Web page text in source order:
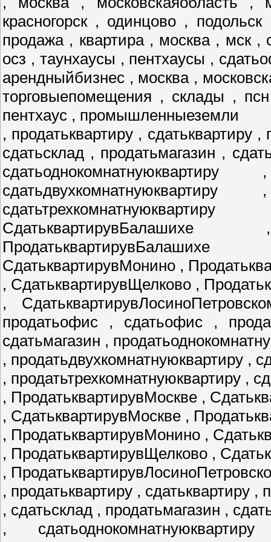
красногорск , одинцово ,
продажа , квартира , москва , мск
осз , таунхаусы , пентхаусы ,
арендныйбизнес , москва ,
торговыепомещения , склады ,
пентхаус , промышленныеземли
, продатьквартиру , сдатьквартиру
сдатьсклад , продатьмагазин ,
СдатьквартирувМонино ,
, СдатьквартирувЩелково ,
,
продатьофис , сдатьофис ,
сдатьмагазин ,
, продатьдвухкомнатнуюквартиру ,
, продатьтрехкомнатнуюквартиру ,
, ПродатьквартирувМоскве ,
, СдатьквартирувМоскве ,
, ПродатьквартирувМонино ,
, ПродатьквартирувЩелково ,
,
, продатьквартиру , сдатьквартиру
, сдатьсклад , продатьмагазин ,
,